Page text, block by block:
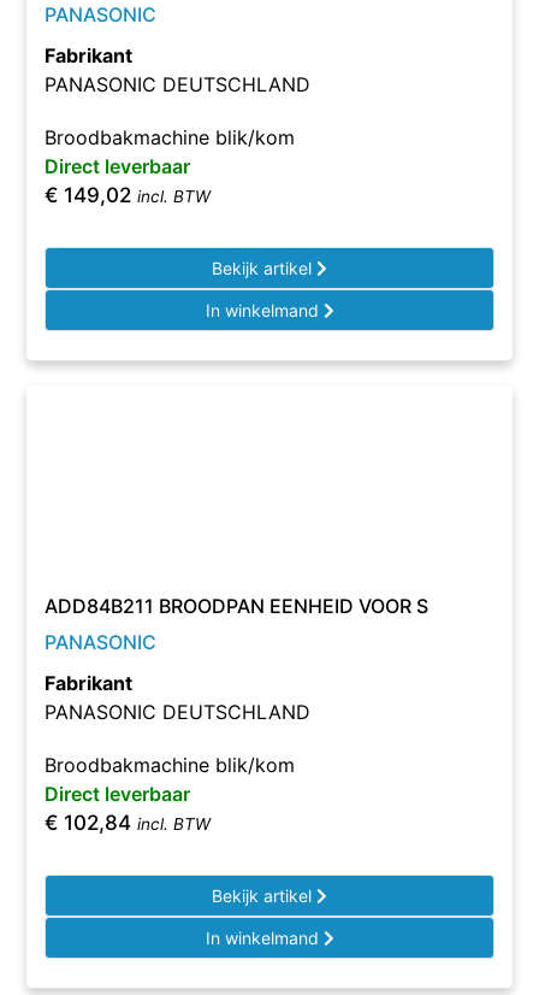
PANASONIC
Fabrikant
PANASONIC DEUTSCHLAND
Broodbakmachine blik/kom
Direct leverbaar
€ 149,02 incl. BTW
Bekijk artikel
In winkelmand
ADD84B211 BROODPAN EENHEID VOOR S
PANASONIC
Fabrikant
PANASONIC DEUTSCHLAND
Broodbakmachine blik/kom
Direct leverbaar
€ 102,84 incl. BTW
Bekijk artikel
In winkelmand